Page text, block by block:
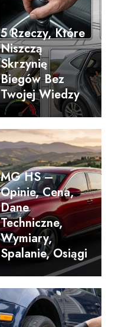
5 Rzeczy, Które
Niszczą
Skrzynię
Biegów Bez
Twojej Wiedzy
MG HS –
Opinie, Cena,
Dane
Techniczne,
Wymiary,
Spalanie, Osiągi